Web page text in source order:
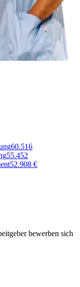
60.516
55.452
52.908 €
bewerben sich